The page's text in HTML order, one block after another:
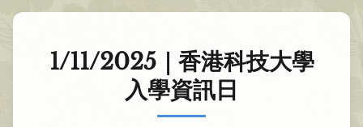
1/11/2025｜香港科技大學
入學資訊日